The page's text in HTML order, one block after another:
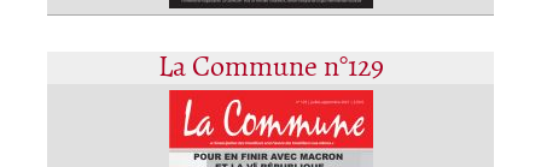
La Commune n°129